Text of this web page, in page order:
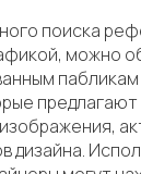
поиска
можно
пабликам
предлагают
дизайна.